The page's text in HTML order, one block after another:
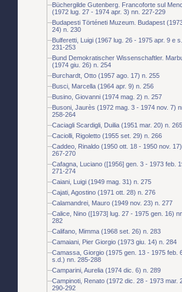
Büchergilde Gutenberg. Francoforte sul
(1972 lug. 27 - 1974 apr. 3) nn. 227-229
Budapesti Történeti Muzeum. Budapest
24) n. 230
Bulferetti, Luigi (1967 lug. 26 - 1975 apr. 9 e
231-253
Bund Demokratischer Wissenschaftler.
(1974 giu. 26) n. 254
Burchardt, Otto (1957 ago. 17) n. 255
Busci, Marcella (1964 apr. 9) n. 256
Busino, Giovanni (1974 mag. 2) n. 257
Busoni, Jaurès (1972 mag. 3 - 1974 nov. 7)
258-264
Caciagli Scardigli, Duilia (1951 mar. 20) n. 265
Caciolli, Rigoletto (1955 set. 29) n. 266
Caddeo, Rinaldo (1950 ott. 18 - 1950 nov. 17)
267-270
Cafagna, Luciano ([1956] gen. 3 - 1973 feb.
271-274
Caiani, Luigi (1949 mag. 31) n. 275
Cajati, Agostino (1971 ott. 28) n. 276
Calamandrei, Mauro (1949 nov. 23) n. 277
Calice, Nino ([1973] lug. 27 - 1975 gen. 16)
282
Califano, Mimma (1968 set. 26) n. 283
Camaiani, Pier Giorgio (1973 giu. 14) n. 284
Camassa, Giorgio (1975 gen. 13 - 1975 feb.
s.d.) nn. 285-288
Camparini, Aurelia (1974 dic. 6) n. 289
Campinoti, Renato (1972 dic. 28 - 1973 mar.
290-292